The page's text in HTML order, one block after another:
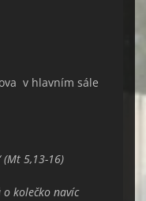
v hlavním sále
(Mt 5,13-16)
kolečko navíc